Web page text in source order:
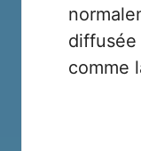
diffusée
comme